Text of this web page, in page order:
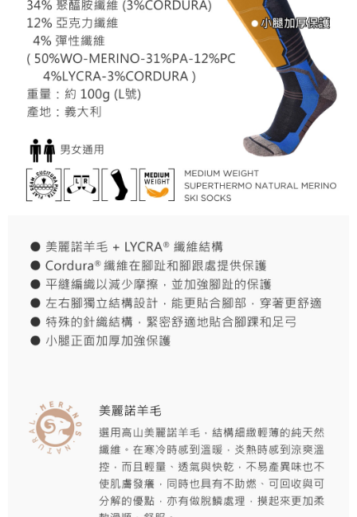
每筆NT$60，滿NT$490(含以上)免運費
宅配
每筆NT$80，滿NT$490(含以上)免運費
離島宅配
每筆NT$80，滿NT$490(含以上)免運費
付款後門市自取
免運費
順豐貨運海外配送(運費買家自付，順豐交貨並收取運費)